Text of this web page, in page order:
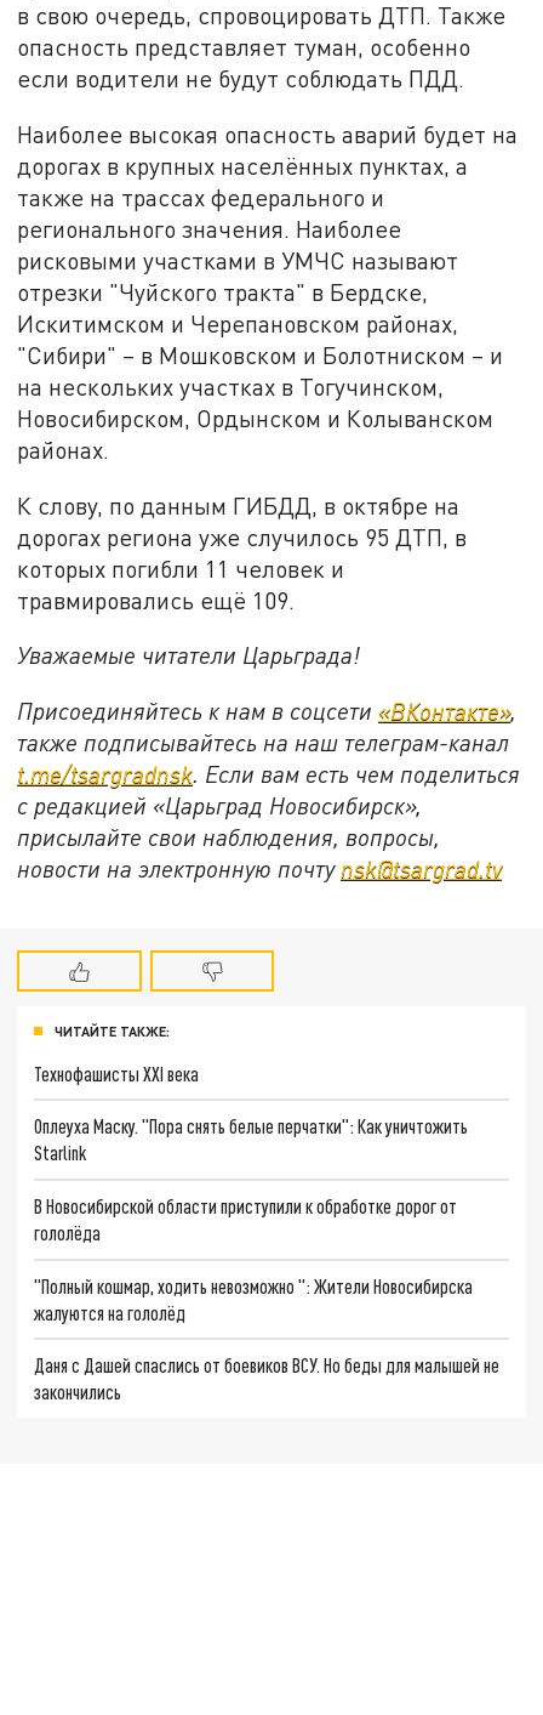
в свою очередь, спровоцировать ДТП. Также
опасность представляет туман, особенно
если водители не будут соблюдать ПДД.
Наиболее высокая опасность аварий будет на
дорогах в крупных населённых пунктах, а
также на трассах федерального и
регионального значения. Наиболее
рисковыми участками в УМЧС называют
отрезки "Чуйского тракта" в Бердске,
Искитимском и Черепановском районах,
"Сибири" – в Мошковском и Болотниском – и
на нескольких участках в Тогучинском,
Новосибирском, Ордынском и Колыванском
районах.
К слову, по данным ГИБДД, в октябре на
дорогах региона уже случилось 95 ДТП, в
которых погибли 11 человек и
травмировались ещё 109.
Уважаемые читатели Царьграда!
Присоединяйтесь к нам в соцсети «ВКонтакте»,
также подписывайтесь на наш телеграм-канал
t.me/tsargradnsk. Если вам есть чем поделиться
с редакцией «Царьград Новосибирск»,
присылайте свои наблюдения, вопросы,
новости на электронную почту nsk@tsargrad.tv
ЧИТАЙТЕ ТАКЖЕ:
Технофашисты XXI века
Оплеуха Маску. "Пора снять белые перчатки": Как уничтожить
Starlink
В Новосибирской области приступили к обработке дорог от
гололёда
"Полный кошмар, ходить невозможно ": Жители Новосибирска
жалуются на гололёд
Даня с Дашей спаслись от боевиков ВСУ. Но беды для малышей не
закончились